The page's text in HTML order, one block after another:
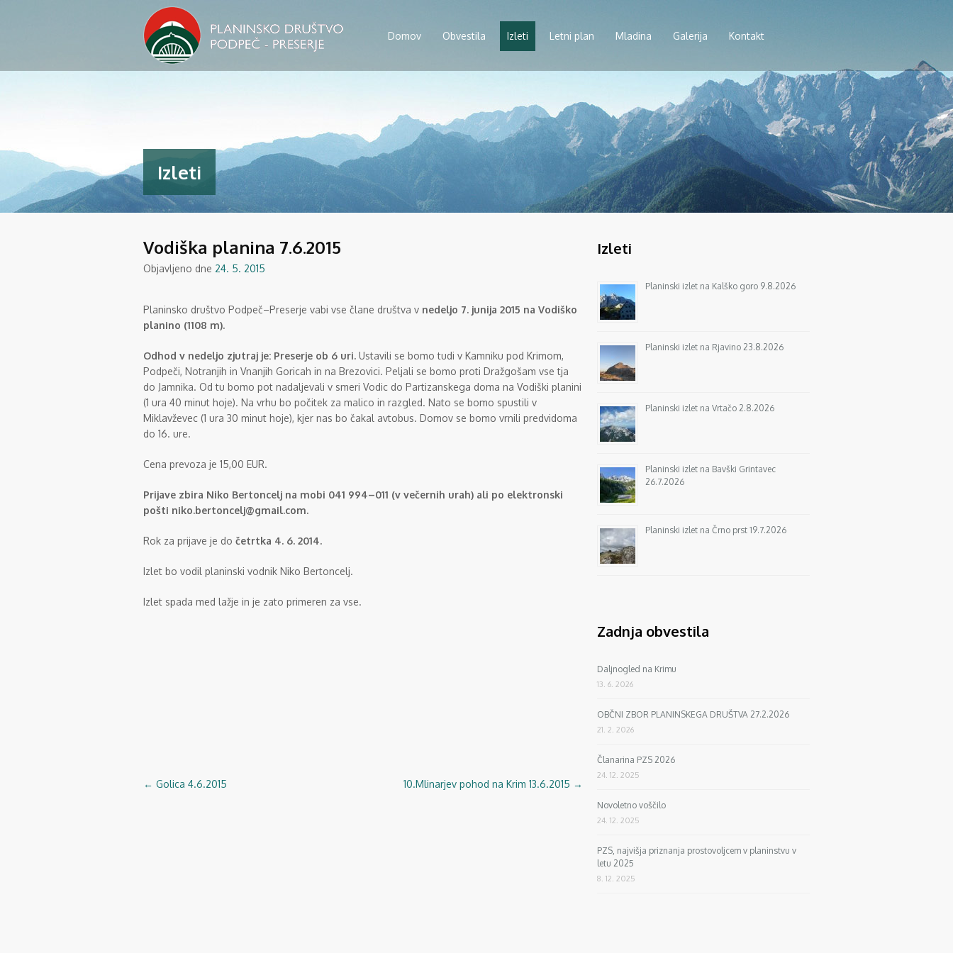
Domov Obvestila Izleti Letni plan Mladina Galerija Kontakt
Izleti
Vodiška planina 7.6.2015
Objavljeno dne 24. 5. 2015
Planinsko društvo Podpeč–Preserje vabi vse člane društva v nedeljo 7. junija 2015 na Vodiško
planino (1108 m).
Odhod v nedeljo zjutraj je: Preserje ob 6 uri. Ustavili se bomo tudi v Kamniku pod Krimom,
Podpeči, Notranjih in Vnanjih Goricah in na Brezovici. Peljali se bomo proti Dražgošam vse tja
do Jamnika. Od tu bomo pot nadaljevali v smeri Vodic do Partizanskega doma na Vodiški planini
(1 ura 40 minut hoje). Na vrhu bo počitek za malico in razgled. Nato se bomo spustili v
Miklavževec (1 ura 30 minut hoje), kjer nas bo čakal avtobus. Domov se bomo vrnili predvidoma
do 16. ure.
Cena prevoza je 15,00 EUR.
Prijave zbira Niko Bertoncelj na mobi 041 994–011 (v večernih urah) ali po elektronski
pošti niko.bertoncelj@gmail.com.
Rok za prijave je do četrtka 4. 6. 2014.
Izlet bo vodil planinski vodnik Niko Bertoncelj.
Izlet spada med lažje in je zato primeren za vse.
Navigacija
← Golica 4.6.2015 10.Mlinarjev pohod na Krim 13.6.2015 →
Izleti
Planinski izlet na Kalško goro 9.8.2026
Planinski izlet na Rjavino 23.8.2026
Planinski izlet na Vrtačo 2.8.2026
Planinski izlet na Bavški Grintavec
26.7.2026
Planinski izlet na Črno prst 19.7.2026
Zadnja obvestila
Daljnogled na Krimu
13. 6. 2026
OBČNI ZBOR PLANINSKEGA DRUŠTVA 27.2.2026
21. 2. 2026
Članarina PZS 2026
24. 12. 2025
Novoletno voščilo
24. 12. 2025
PZS, najvišja priznanja prostovoljcem v planinstvu v
letu 2025
8. 12. 2025